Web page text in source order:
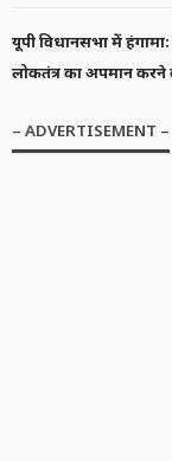
यूपी विधानसभा में हंगामा:
लोकतंत्र का अपमान
– ADVERTISEMENT –